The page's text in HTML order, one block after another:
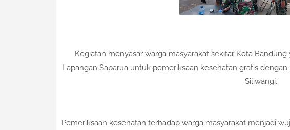
Kegiatan menyasar warga masyarakat sekitar Kota
Lapangan Saparua untuk pemeriksaan kesehatan gratis
Siliwangi.
Pemeriksaan kesehatan terhadap warga masyarakat menjadi